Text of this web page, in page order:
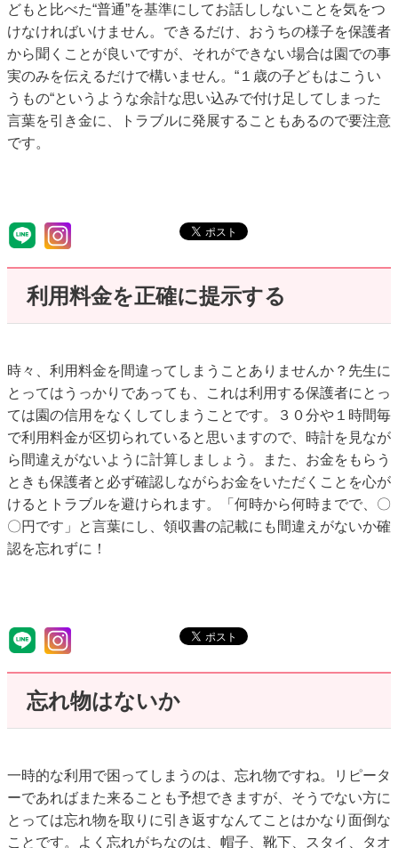
どもと比べた“普通”を基準にしてお話ししないことを気をつ
けなければいけません。できるだけ、おうちの様子を保護者
から聞くことが良いですが、それができない場合は園での事
実のみを伝えるだけで構いません。“１歳の子どもはこうい
うもの“というような余計な思い込みで付け足してしまった
言葉を引き金に、トラブルに発展することもあるので要注意
です。
利用料金を正確に提示する
時々、利用料金を間違ってしまうことありませんか？先生に
とってはうっかりであっても、これは利用する保護者にとっ
ては園の信用をなくしてしまうことです。３０分や１時間毎
で利用料金が区切られていると思いますので、時計を見なが
ら間違えがないように計算しましょう。また、お金をもらう
ときも保護者と必ず確認しながらお金をいただくことを心が
けるとトラブルを避けられます。「何時から何時までで、〇
〇円です」と言葉にし、領収書の記載にも間違えがないか確
認を忘れずに！
忘れ物はないか
一時的な利用で困ってしまうのは、忘れ物ですね。リピータ
ーであればまた来ることも予想できますが、そうでない方に
とっては忘れ物を取りに引き返すなんてことはかなり面倒な
ことです。よく忘れがちなのは、帽子、靴下、スタイ、タオ